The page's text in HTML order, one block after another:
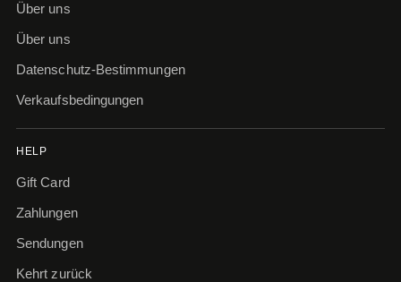
Über uns
Über uns
Datenschutz-Bestimmungen
Verkaufsbedingungen
HELP
Gift Card
Zahlungen
Sendungen
Kehrt zurück